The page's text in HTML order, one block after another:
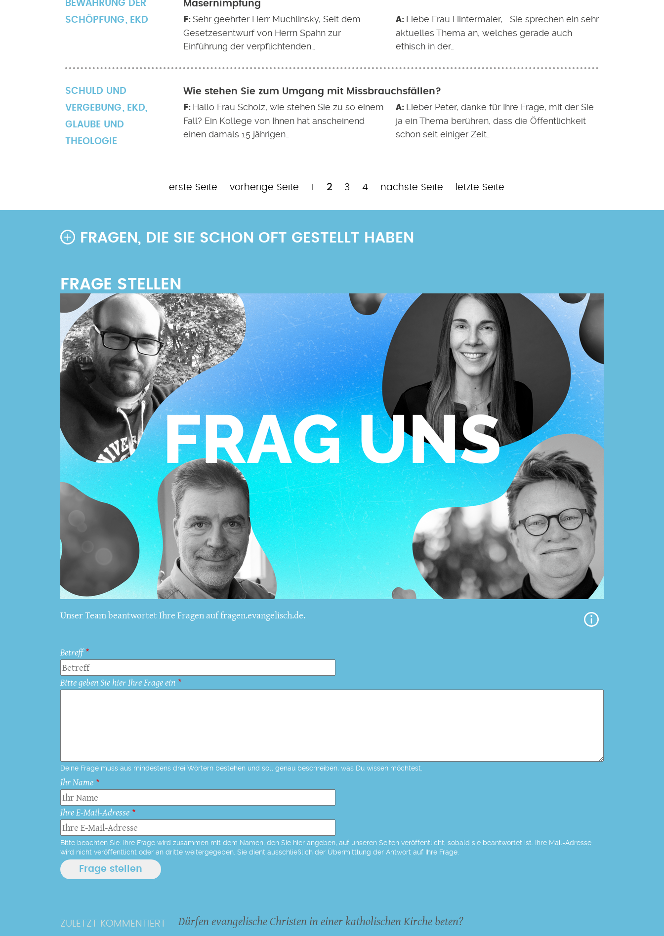
BEWAHRUNG DER
SCHÖPFUNG
EKD
Masernimpfung
Sehr geehrter Herr Muchlinsky, Seit dem
Gesetzesentwurf von Herrn Spahn zur
Einführung der verpflichtenden…
Liebe Frau Hintermaier, Sie sprechen ein sehr
aktuelles Thema an, welches gerade auch
ethisch in der…
SCHULD UND
VERGEBUNG
EKD,
GLAUBE UND
THEOLOGIE
Wie stehen Sie zum Umgang mit Missbrauchsfällen?
Hallo Frau Scholz, wie stehen Sie zu so einem
Fall? Ein Kollege von Ihnen hat anscheinend
einen damals 15 jährigen…
Lieber Peter, danke für Ihre Frage, mit der Sie
ja ein Thema berühren, dass die Öffentlichkeit
schon seit einiger Zeit…
Erste
erste Seite
Vorherige
vorherige Seite Page
1
Aktuelle
2 Page
3 Page
4
Nächste
nächste Seite
Letzte
letzte Seite
FRAGEN, DIE SIE SCHON OFT GESTELLT HABEN
Unser Team beantwortet Ihre Fragen auf fragen.evangelisch.de.
Betreff
Bitte geben Sie hier Ihre Frage ein
Deine Frage muss aus mindestens drei Wörtern bestehen und soll genau beschreiben, was Du wissen möchtest.
Ihr Name
Ihre E-Mail-Adresse
Bitte beachten Sie: Ihre Frage wird zusammen mit dem Namen, den Sie hier angeben, auf unseren Seiten veröffentlicht, sobald sie beantwortet ist. Ihre Mail-Adresse
wird nicht veröffentlicht oder an dritte weitergegeben. Sie dient ausschließlich der Übermittlung der Antwort auf Ihre Frage.
ZULETZT KOMMENTIERT Dürfen evangelische Christen in einer katholischen Kirche beten?